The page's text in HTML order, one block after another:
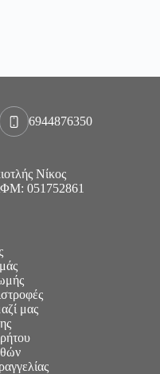
6944876350
Νίκος
051752861
μας